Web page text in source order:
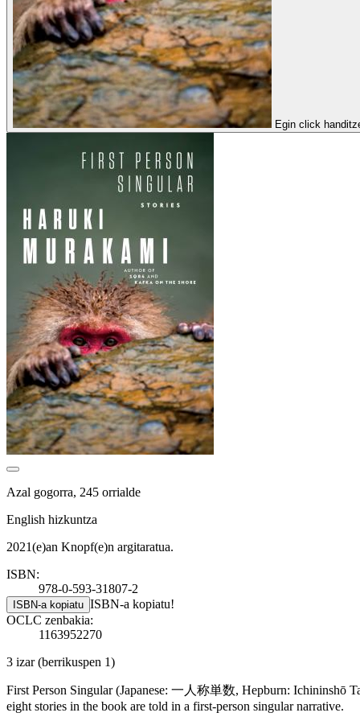
Egin click
Azal gogorra, 245 orrialde
English hizkuntza
2021(e)an Knopf(e)n argitaratua.
ISBN:
978-0-593-31807-2
ISBN-a kopiatu ISBN-a kopiatu!
OCLC zenbakia:
1163952270
3 izar(berrikuspen 1)
First Person Singular (Japanese: 一人称単数, Hepburn: Ichininshō
eight stories in the book are told in a first-person singular narrative.